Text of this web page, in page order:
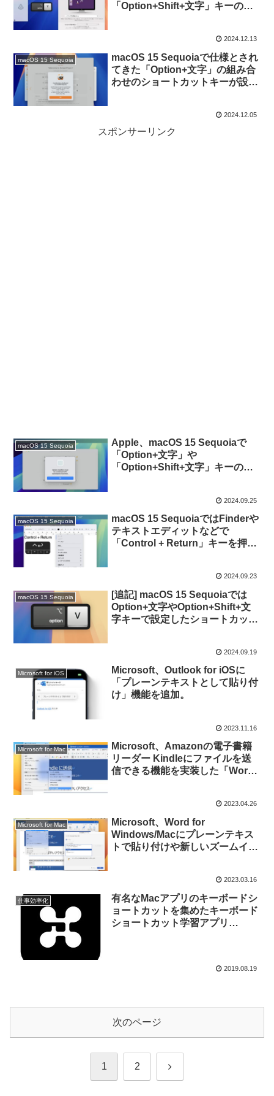
「Option+Shift+文字」キーの組
2024.12.13
macOS 15 Sequoia
macOS 15 Sequoiaで仕様とされ
てきた「Option+文字」の組み合
わせのショートカットキーが設定
2024.12.05
スポンサーリンク
macOS 15 Sequoia
Apple、macOS 15 Sequoiaで
「Option+文字」や
「Option+Shift+文字」キーのシ
2024.09.25
macOS 15 Sequoia
macOS 15 SequoiaではFinderや
テキストエディットなどで
「Control + Return」キーを押す
2024.09.23
macOS 15 Sequoia
[追記] macOS 15 Sequoiaでは
Option+文字やOption+Shift+文
字キーで設定したショートカット
2024.09.19
Microsoft for iOS
Microsoft、Outlook for iOSに
「プレーンテキストとして貼り付
け」機能を追加。
2023.11.16
Microsoft for Mac
Microsoft、Amazonの電子書籍
リーダー Kindleにファイルを送
信できる機能を実装した「Word
2023.04.26
Microsoft for Mac
Microsoft、Word for
Windows/Macにプレーンテキス
トで貼り付けや新しいズームイ
2023.03.16
仕事効率化
有名なMacアプリのキーボードシ
ョートカットを集めたキーボード
ショートカット学習アプリ
2019.08.19
次のページ
1 2 次